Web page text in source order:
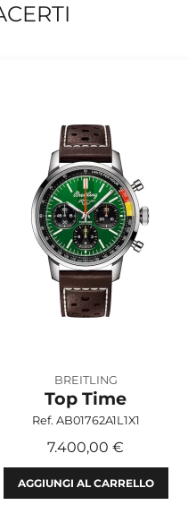
BREITLING
Top Time
Ref. AB01762A1L1X1
7.400,00 €
AGGIUNGI AL CARRELLO